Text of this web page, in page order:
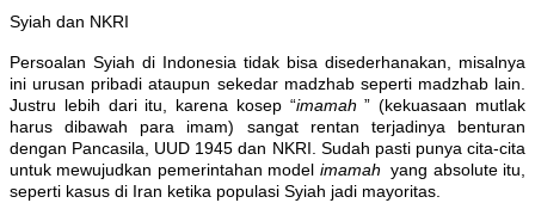
Syiah dan NKRI
Persoalan Syiah di Indonesia tidak bisa disederhanakan, misalnya
ini urusan pribadi ataupun sekedar madzhab seperti madzhab lain.
Justru lebih dari itu, karena kosep “imamah” (kekuasaan mutlak
harus dibawah para imam) sangat rentan terjadinya benturan
dengan Pancasila, UUD 1945 dan NKRI. Sudah pasti punya cita-cita
untuk mewujudkan pemerintahan model imamah yang absolute itu,
seperti kasus di Iran ketika populasi Syiah jadi mayoritas.